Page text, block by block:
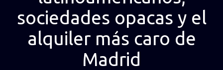
sociedades opacas y el
alquiler más caro de
Madrid